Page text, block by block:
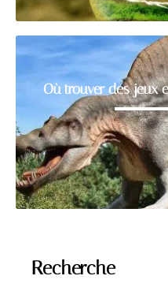
Où trouver des jeux
Recherche